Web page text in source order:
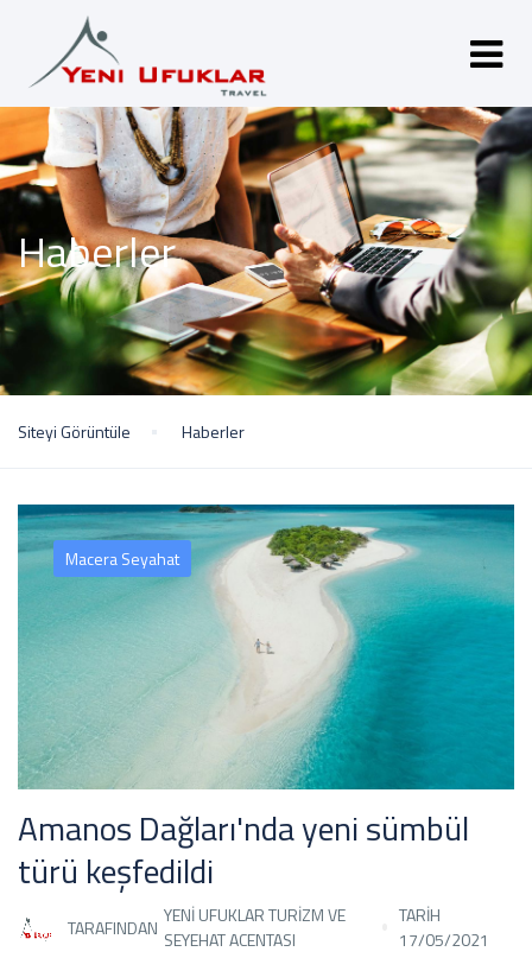
Haberler
Siteyi Görüntüle Haberler
Macera Seyahat
Amanos Dağları'nda yeni sümbül
türü keşfedildi
TARAFINDAN YENI UFUKLAR TURIZM VE
SEYEHAT ACENTASI
TARİH
17/05/2021